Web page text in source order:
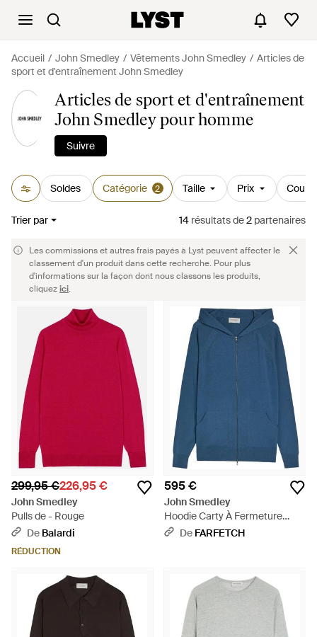
Accueil John Smedley Vêtements John Smedley
Articles de
sport et d'entraînement John Smedley
Articles de sport et d'entraînement
John Smedley pour homme
Suivre
Soldes Catégorie 2 Taille Prix
Trier par 14 résultatsde2 partenaires
Les commissions et autres frais payés à Lyst peuvent affecter le
classement d'un produit dans cette recherche. Pour plus
d'informations sur la façon dont nous classons les produits,
cliquezici.
299,95 €226,95 €
John Smedley
Pulls de - Rouge
De Balardi
RÉDUCTION
595 €
John Smedley
Hoodie Carty À Fermeture
Zippée - Bleu
De FARFETCH